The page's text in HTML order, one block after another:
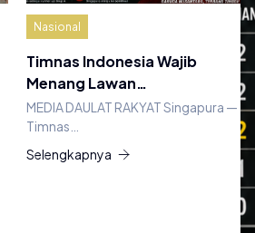
Nasional
Timnas Indonesia Wajib
Menang Lawan…
MEDIA DAULAT RAKYAT Singapura —
Timnas…
Selengkapnya